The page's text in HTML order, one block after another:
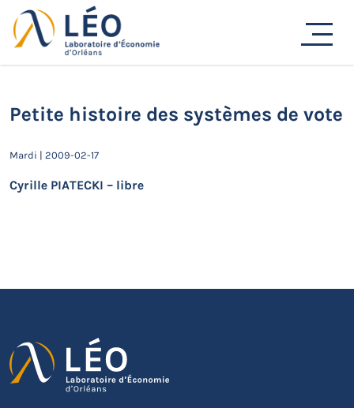
Passer
au
contenu
Actualités
Petite histoire des systèmes de vote
Mardi | 2009-02-17
Cyrille PIATECKI – libre